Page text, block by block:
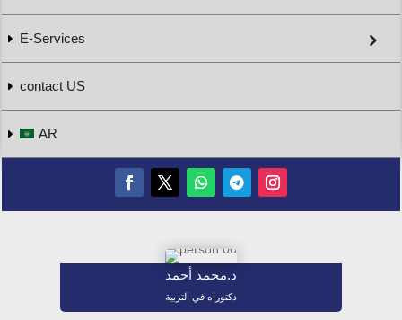
E-Services
contact US
AR
د.محمد أحمد
دكتوراه في التربية